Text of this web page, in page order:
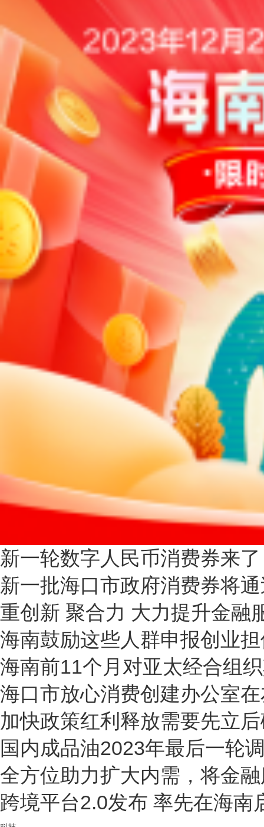
新一轮数字人民币消费券来
新一批海口市政府消费券将
重创新 聚合力 大力提升金融
海南鼓励这些人群申报创业
海南前11个月对亚太经合组
海口市放心消费创建办公室
加快政策红利释放需要先立
国内成品油2023年最后一轮
全方位助力扩大内需，将金
跨境平台2.0发布 率先在海南